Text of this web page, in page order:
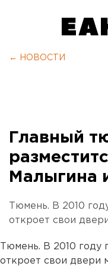
← НОВОСТИ
Главный
Малыгина
Тюмень. В 2010
откроет свои
Тюмень. В 2010
откроет свои двери